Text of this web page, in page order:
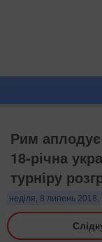
Рим
18-річна
турніру
неділя, 8 липень 2018,